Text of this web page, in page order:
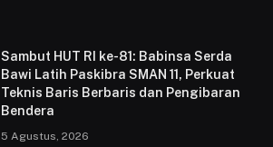
Sambut HUT RI ke-81: Babinsa Serda
Bawi Latih Paskibra SMAN 11, Perkuat
Teknis Baris Berbaris dan Pengibaran
Bendera
5 Agustus, 2026